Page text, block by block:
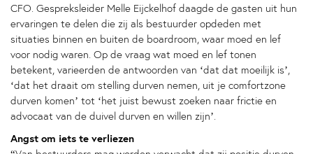
CFO. Gespreksleider Melle Eijckelhof daagde de gasten uit hun
ervaringen te delen die zij als bestuurder opdeden met
situaties binnen en buiten de boardroom, waar moed en lef
voor nodig waren. Op de vraag wat moed en lef tonen
betekent, varieerden de antwoorden van ‘dat dat moeilijk is’,
‘dat het draait om stelling durven nemen, uit je comfortzone
durven komen’ tot ‘het juist bewust zoeken naar frictie en
advocaat van de duivel durven en willen zijn’.
Angst om iets te verliezen